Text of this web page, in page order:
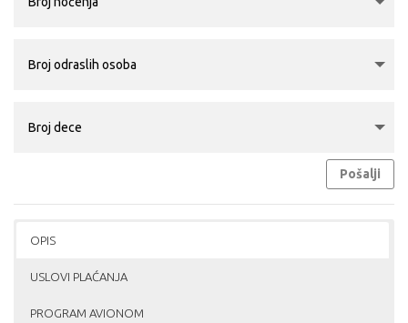
Pošalji
OPIS
USLOVI PLAĆANJA
PROGRAM AVIONOM